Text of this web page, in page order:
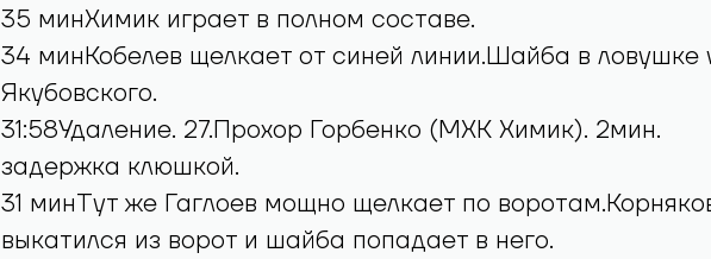
35 минХимик играет в полном составе.
34 минКобелев щелкает от синей линии.Шайба в ловушке
Якубовского.
31:58Удаление. 27.Прохор Горбенко (МХК Химик). 2мин.
задержка клюшкой.
31 минТут же Гаглоев мощно щелкает по
выкатился из ворот и шайба попадает в него.